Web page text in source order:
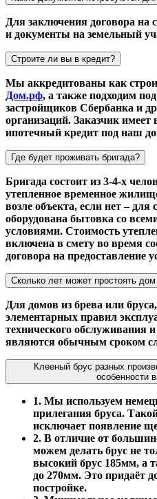
Для заключения договора на
и документы на земельный
Строите ли вы в кредит?
Мы аккредитованы как
Дом.рф, а также подходим
застройщиков Сбербанка и
организаций. Заказчик имеет
ипотечный кредит под наш
Где будет проживать бригада?
Бригада состоит из 3-4-х
утепленное временное
возле объекта, если нет – для
оборудована бытовка со
условиями. Стоимость
включена в смету во время
договора на предоставление
Сколько лет может простоять
Для домов из брева или
элементарных правил
технического обслуживания
являются обычным сроком
Клееный брус разных
особенности
1. Мы используем
прилегания бруса.
исключает появление
2. В отличие от
можем делать брус не
высокий брус 185мм, а
до 270мм. Это придаёт
постройке.